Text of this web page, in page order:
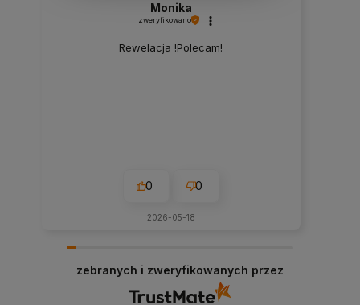
Monika
zweryfikowano
Rewelacja !Polecam!
0 0
2026-05-18
zebranych i zweryfikowanych przez